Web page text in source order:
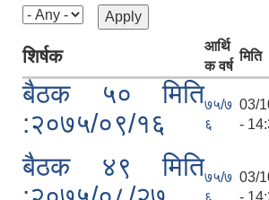
शिर्षक
आर्थि
क वर्ष
मिति
बैठक ५० मिति
:२०७५/०९/१६
७५/७
६
03/
-
बैठक ४९ मिति७५/७
६
03/
-